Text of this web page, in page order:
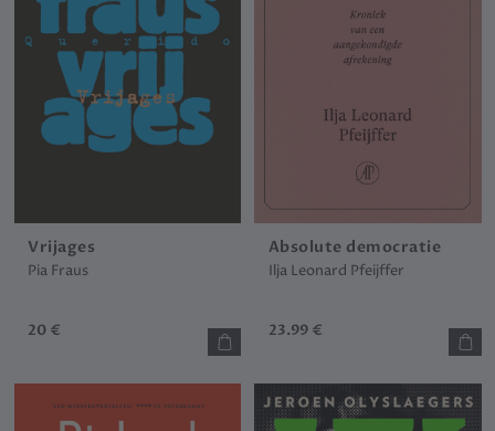
Vrijages
Pia Fraus
20 €
Absolute democratie
Ilja Leonard Pfeijffer
23.99 €